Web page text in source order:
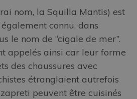
nom, la Squilla Mantis) est
connu, dans
le nom de “cigale de mer”.
appelés ainsi car leur forme
des chaussures avec
étranglaient autrefois
peuvent être cuisinés